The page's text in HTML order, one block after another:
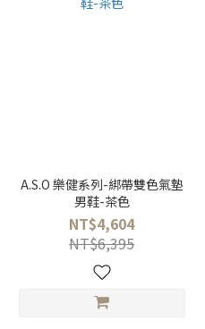
A.S.O 樂健系列-綁帶雙色氣墊
男鞋-茶色
NT$4,604
NT$6,395